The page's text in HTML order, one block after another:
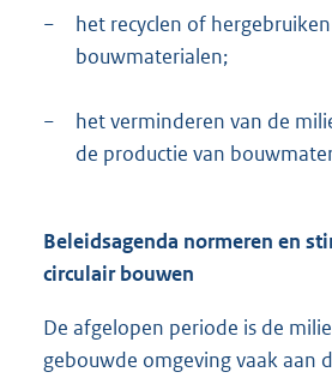
−
het recyclen of
bouwmaterialen;
−
het verminderen van de
de productie van
Beleidsagenda normeren en
circulair bouwen
De afgelopen periode is de
gebouwde omgeving vaak aan